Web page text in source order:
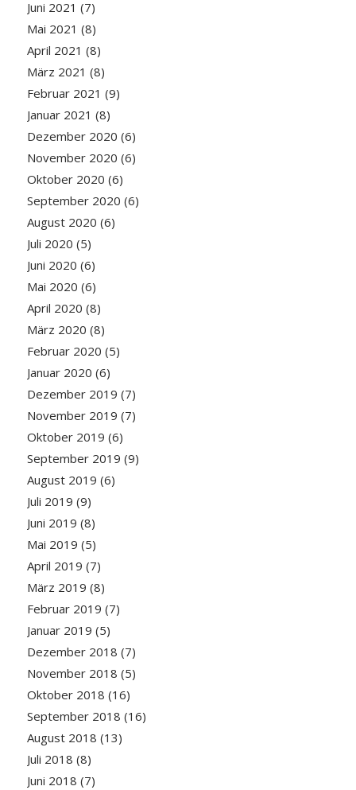
Juni 2021 (7)
Mai 2021 (8)
April 2021 (8)
März 2021 (8)
Februar 2021 (9)
Januar 2021 (8)
Dezember 2020 (6)
November 2020 (6)
Oktober 2020 (6)
September 2020 (6)
August 2020 (6)
Juli 2020 (5)
Juni 2020 (6)
Mai 2020 (6)
April 2020 (8)
März 2020 (8)
Februar 2020 (5)
Januar 2020 (6)
Dezember 2019 (7)
November 2019 (7)
Oktober 2019 (6)
September 2019 (9)
August 2019 (6)
Juli 2019 (9)
Juni 2019 (8)
Mai 2019 (5)
April 2019 (7)
März 2019 (8)
Februar 2019 (7)
Januar 2019 (5)
Dezember 2018 (7)
November 2018 (5)
Oktober 2018 (16)
September 2018 (16)
August 2018 (13)
Juli 2018 (8)
Juni 2018 (7)